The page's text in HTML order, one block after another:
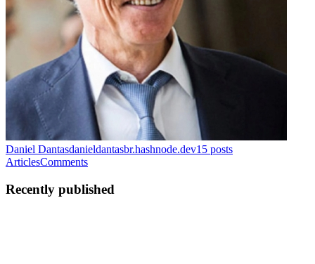
Daniel Dantasdanieldantasbr.hashnode.dev15 posts
ArticlesComments
Recently published